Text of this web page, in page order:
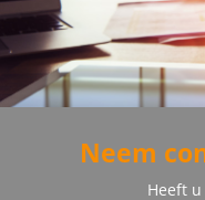
Neem
Heeft